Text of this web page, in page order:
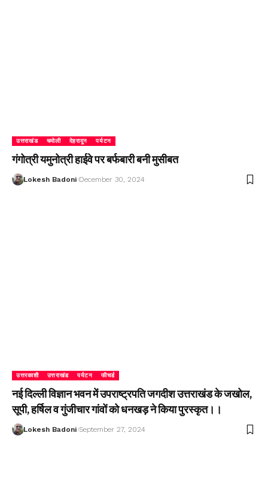
उत्तराखंड चमोली देहरादून पर्यटन
गंगोत्री यमुनोत्री हाईवे पर बर्फबारी बनी मुसीबत
Lokesh Badoni December 30, 2024
उत्तरकाशी उत्तराखंड पर्यटन फीचर्ड
नई दिल्ली विज्ञान भवन में उपराष्ट्रपति जगदीश उत्तराखंड के जखोल,
सूपी, हर्षिल व गुंजीचार गांवों को धनखड़ ने किया पुरस्कृत।।
Lokesh Badoni September 27, 2024